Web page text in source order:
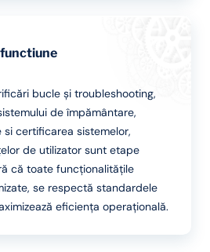
bucle și troubleshooting,
de împământare,
certificarea sistemelor,
de utilizator sunt etape
că toate funcționalitățile
se respectă standardele
eficiența operațională.